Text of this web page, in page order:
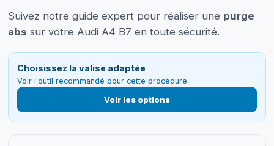
Suivez notre guide expert pour réaliser une purge
abs sur votre Audi A4 B7 en toute sécurité.
Choisissez la valise adaptée
Voir l'outil recommandé pour cette procédure
Voir les options